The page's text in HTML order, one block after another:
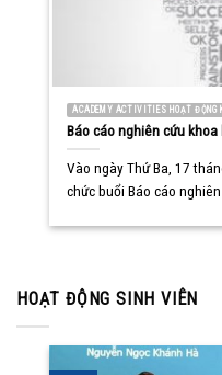
ACADEMY ACTIVITIES HOẠT ĐỘNG
Báo cáo nghiên cứu
Vào ngày Thứ Ba, 17
chức buổi Báo cáo nghiên
HOẠT ĐỘNG SINH VIÊN